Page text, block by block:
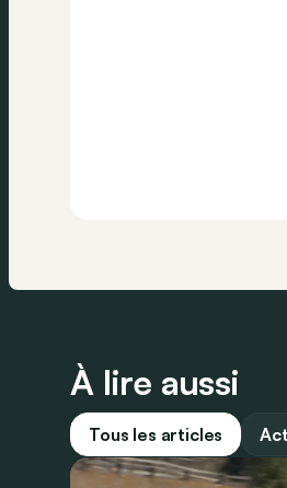
À lire aussi
Tous les articles